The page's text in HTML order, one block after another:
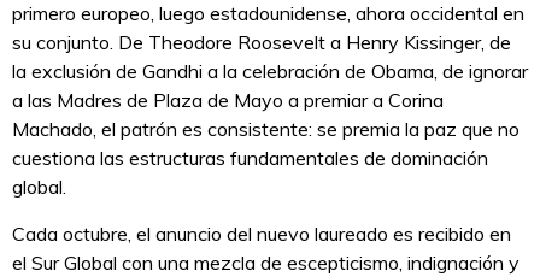
primero europeo, luego estadounidense, ahora occidental en
su conjunto. De Theodore Roosevelt a Henry Kissinger, de
la exclusión de Gandhi a la celebración de Obama, de ignorar
a las Madres de Plaza de Mayo a premiar a Corina
Machado, el patrón es consistente: se premia la paz que no
cuestiona las estructuras fundamentales de dominación
global.
Cada octubre, el anuncio del nuevo laureado es recibido en
el Sur Global con una mezcla de escepticismo, indignación y